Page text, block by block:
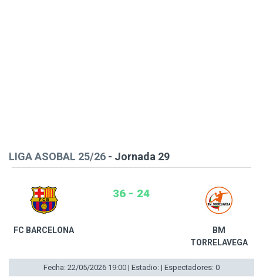
LIGA ASOBAL 25/26 - Jornada 29
FC BARCELONA
36 - 24
BM
TORRELAVEGA
Fecha: 22/05/2026 19:00 | Estadio: | Espectadores: 0